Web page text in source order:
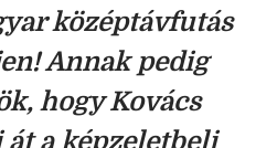
középtávfutás
Annak pedig
hogy Kovács
át a képzeletbeli